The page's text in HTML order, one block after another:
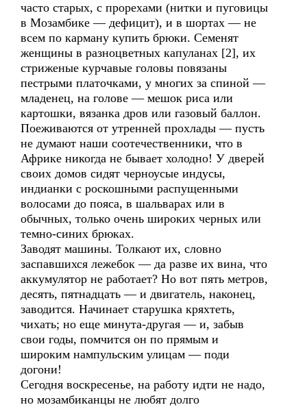
часто старых, с прорехами (нитки и пуговицы
в Мозамбике — дефицит), и в шортах — не
всем по карману купить брюки. Семенят
женщины в разноцветных капуланах [2], их
стриженые курчавые головы повязаны
пестрыми платочками, у многих за спиной —
младенец, на голове — мешок риса или
картошки, вязанка дров или газовый баллон.
Поеживаются от утренней прохлады — пусть
не думают наши соотечественники, что в
Африке никогда не бывает холодно! У дверей
своих домов сидят черноусые индусы,
индианки с роскошными распущенными
волосами до пояса, в шальварах или в
обычных, только очень широких черных или
темно-синих брюках.
Заводят машины. Толкают их, словно
заспавшихся лежебок — да разве их вина, что
аккумулятор не работает? Но вот пять метров,
десять, пятнадцать — и двигатель, наконец,
заводится. Начинает старушка кряхтеть,
чихать; но еще минута-другая — и, забыв
свои годы, помчится он по прямым и
широким нампульским улицам — поди
догони!
Сегодня воскресенье, на работу идти не надо,
но мозамбиканцы не любят долго